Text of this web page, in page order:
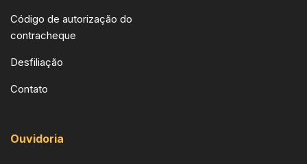
Código de autorização do
contracheque
Desfiliação
Contato
Ouvidoria